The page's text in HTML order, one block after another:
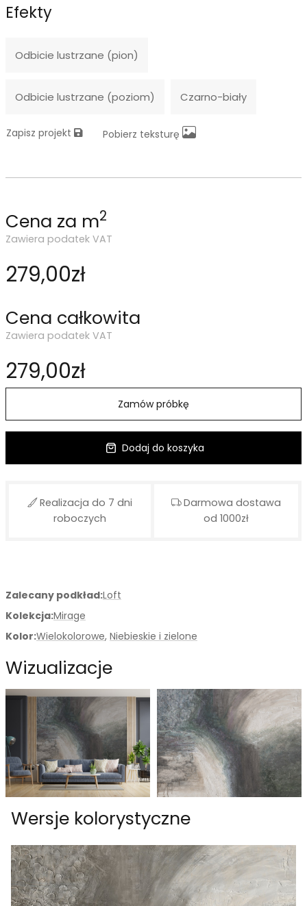
Zalecany podkład:Loft
Kolekcja:Mirage
Kolor:Wielokolorowe, Niebieskie i zielone
Wizualizacje
Efekty
Odbicie lustrzane (pion)
Odbicie lustrzane (poziom) Czarno-biały
Zapisz projekt Pobierz teksturę
Cena za m2
Zawiera podatek VAT
279,00zł
Cena całkowita
Zawiera podatek VAT
279,00zł
Zamów próbkę
Dodaj do koszyka
Realizacja do 7 dni
roboczych
Darmowa dostawa
od 1000zł
Wersje kolorystyczne